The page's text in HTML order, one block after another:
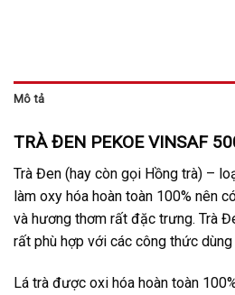
Mô tả
TRÀ ĐEN PEKOE VINSAF
Trà Đen (hay còn gọi Hồng trà) –
làm oxy hóa hoàn toàn 100% nên
và hương thơm rất đặc trưng. Trà
rất phù hợp với các công thức
Lá trà được oxi hóa hoàn toàn